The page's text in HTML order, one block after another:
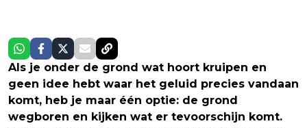
Als je onder de grond wat hoort kruipen en
geen idee hebt waar het geluid precies vandaan
komt, heb je maar één optie: de grond
wegboren en kijken wat er tevoorschijn komt.